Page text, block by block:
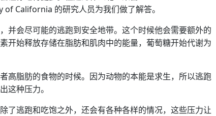
California 的研究人员为我们做了解答。
并会尽可能的逃跑到安全地带。这个时候他会需要额外的
开始释放存储在脂肪和肌肉中的能量，葡萄糖开始代谢为
高脂肪的食物的时候。因为动物的本能是求生，所以逃跑
这种压力。
了逃跑和吃饱之外，还会有各种各样的情况，这些压力让